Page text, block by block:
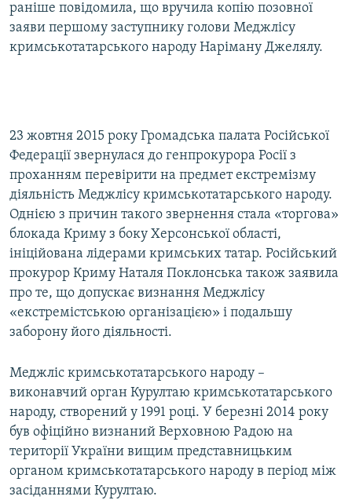
раніше повідомила, що вручила копію позовної
заяви першому заступнику голови Меджлісу
кримськотатарського народу Наріману Джелялу.
23 жовтня 2015 року Громадська палата Російської
Федерації звернулася до генпрокурора Росії з
проханням перевірити на предмет екстремізму
діяльність Меджлісу кримськотатарського народу.
Однією з причин такого звернення стала «торгова»
блокада Криму з боку Херсонської області,
ініційована лідерами кримських татар. Російський
прокурор Криму Наталя Поклонська також заявила
про те, що допускає визнання Меджлісу
«екстремістською організацією» і подальшу
заборону його діяльності.
Меджліс кримськотатарського народу –
виконавчий орган Курултаю кримськотатарського
народу, створений у 1991 році. У березні 2014 року
був офіційно визнаний Верховною Радою на
території України вищим представницьким
органом кримськотатарського народу в період між
засіданнями Курултаю.